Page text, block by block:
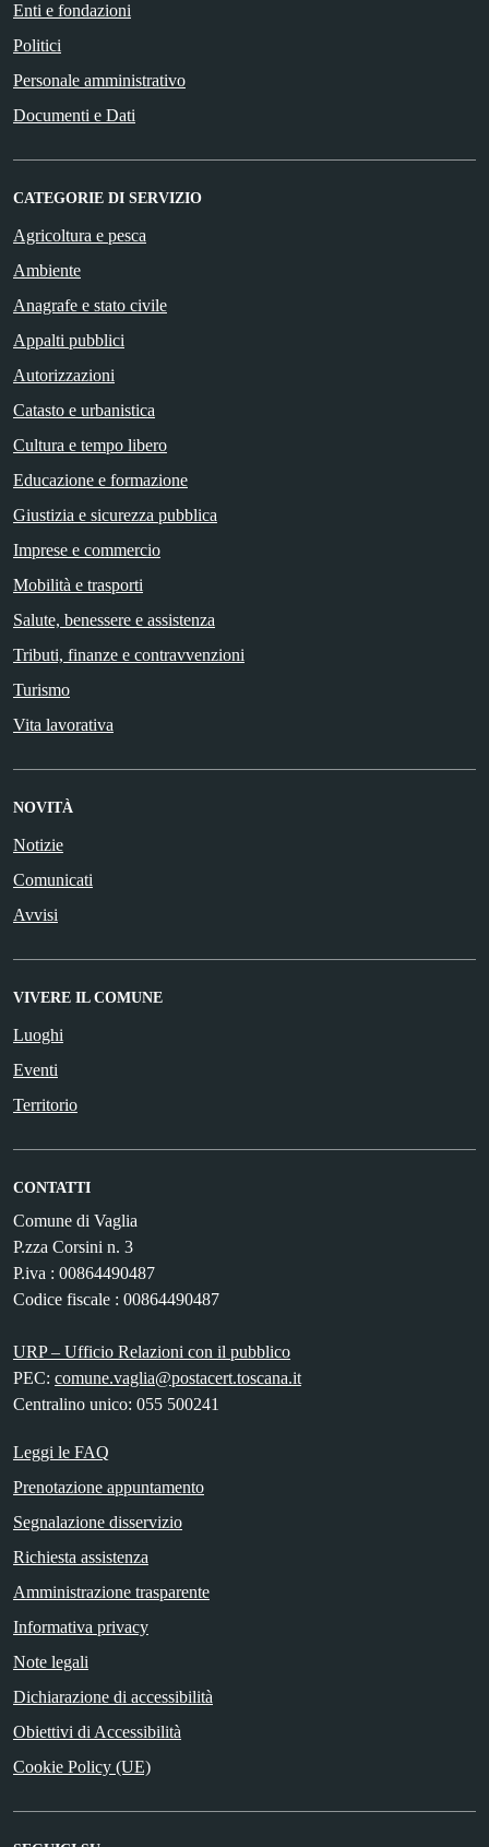
Enti e fondazioni
Politici
Personale amministrativo
Documenti e Dati
CATEGORIE DI SERVIZIO
Agricoltura e pesca
Ambiente
Anagrafe e stato civile
Appalti pubblici
Autorizzazioni
Catasto e urbanistica
Cultura e tempo libero
Educazione e formazione
Giustizia e sicurezza pubblica
Imprese e commercio
Mobilità e trasporti
Salute, benessere e assistenza
Tributi, finanze e contravvenzioni
Turismo
Vita lavorativa
NOVITÀ
Notizie
Comunicati
Avvisi
VIVERE IL COMUNE
Luoghi
Eventi
Territorio
CONTATTI
Comune di Vaglia
P.zza Corsini n. 3
P.iva : 00864490487
Codice fiscale : 00864490487
URP – Ufficio Relazioni con il pubblico
PEC: comune.vaglia@postacert.toscana.it
Centralino unico: 055 500241
Leggi le FAQ
Prenotazione appuntamento
Segnalazione disservizio
Richiesta assistenza
Amministrazione trasparente
Informativa privacy
Note legali
Dichiarazione di accessibilità
Obiettivi di Accessibilità
Cookie Policy (UE)